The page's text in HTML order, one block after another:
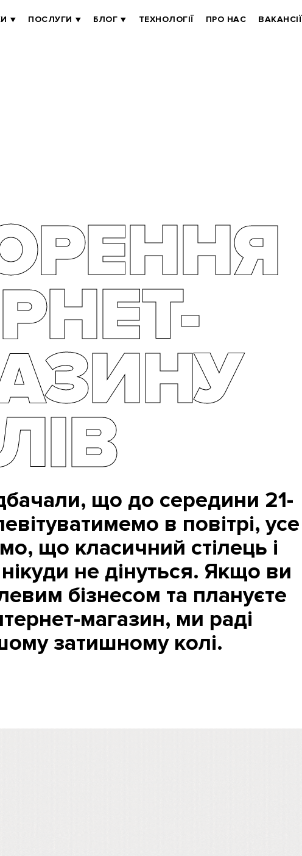
ПОСЛУГИ БЛОГ ТЕХНОЛОГІЇ ПРО НАС ВАКАНСІЇ
що до середини 21-
в повітрі, усе
що класичний стілець і
не дінуться. Якщо ви
бізнесом та плануєте
магазин, ми раді
затишному колі.